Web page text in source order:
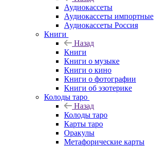
Аудиокассеты
Аудиокассеты импортные
Аудиокассеты Россия
Книги
Назад
Книги
Книги о музыке
Книги о кино
Книги о фотографии
Книги об эзотерике
Колоды таро
Назад
Колоды таро
Карты таро
Оракулы
Метафорические карты